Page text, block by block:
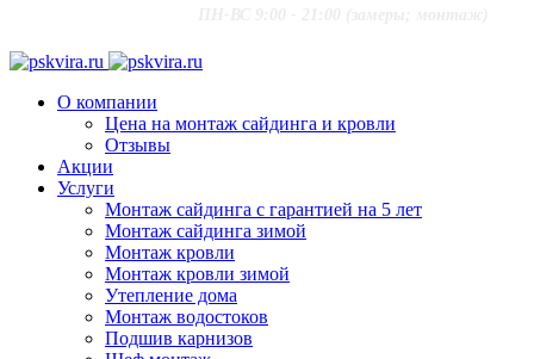
О компании
Цена на монтаж сайдинга и кровли
Отзывы
Акции
Услуги
Монтаж сайдинга с гарантией на 5 лет
Монтаж сайдинга зимой
Монтаж кровли
Монтаж кровли зимой
Утепление дома
Монтаж водостоков
Подшив карнизов